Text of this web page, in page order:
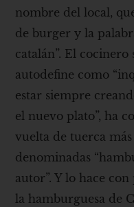
nombre del local,
de burger y la
catalán”. El cocinero
autodefine como
estar siempre
el nuevo plato”, ha
vuelta de tuerca más
denominadas
autor”. Y lo hace
la hamburguesa de